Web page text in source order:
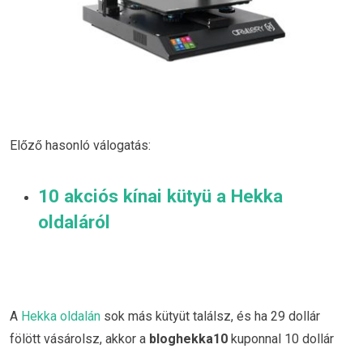
Előző hasonló válogatás:
10 akciós kínai kütyü a Hekka
oldaláról
A Hekka oldalán sok más kütyüt találsz, és ha 29 dollár
fölött vásárolsz, akkor a bloghekka10 kuponnal 10 dollár